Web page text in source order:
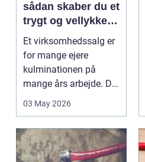
sådan skaber du et
trygt og vellykket
salg
Et virksomhedssalg er
for mange ejere
kulminationen på
mange års arbejde. Det
kan være en planlagt
03 May 2026